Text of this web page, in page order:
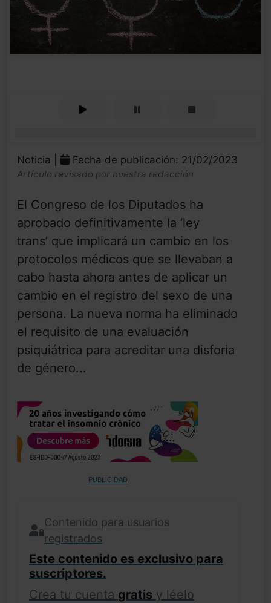
Noticia | Fecha de publicación: 21/02/2023
Artículo revisado por nuestra redacción
El Congreso de los Diputados ha
aprobado definitivamente la ‘ley
trans’ que implicará un cambio en los
protocolos médicos que se llevaban a
cabo hasta ahora antes de aplicar un
cambio en el registro del sexo de una
persona. La nueva norma ha eliminado
el requisito de una evaluación
psiquiátrica para acreditar una disforia
de género...
PUBLICIDAD
Contenido para usuarios
registrados
Este contenido es exclusivo para
suscriptores.
Crea tu cuenta gratis y léelo